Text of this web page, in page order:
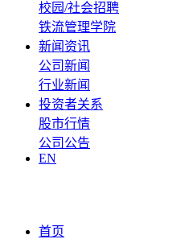
校园/社会招聘
铁流管理学院
新闻资讯
公司新闻
行业新闻
投资者关系
股市行情
公司公告
EN
首页